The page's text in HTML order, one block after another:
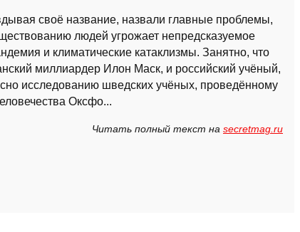
своё название, назвали главные проблемы,
людей угрожает непредсказуемое
и климатические катаклизмы. Занятно, что
миллиардер Илон Маск, и российский учёный,
исследованию шведских учёных, проведённому
Оксфо...
Читать полный текст на secretmag.ru